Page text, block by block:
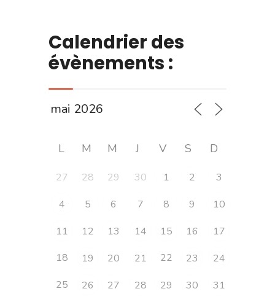
Calendrier des
évènements :
L M M J V S D
27 28 29 30 1 2
3
4
5 6 7 8 9
10
11
12 13 14 15 16
17
18
19 20 21 22 23
24
25
26 27 28 29 30 31